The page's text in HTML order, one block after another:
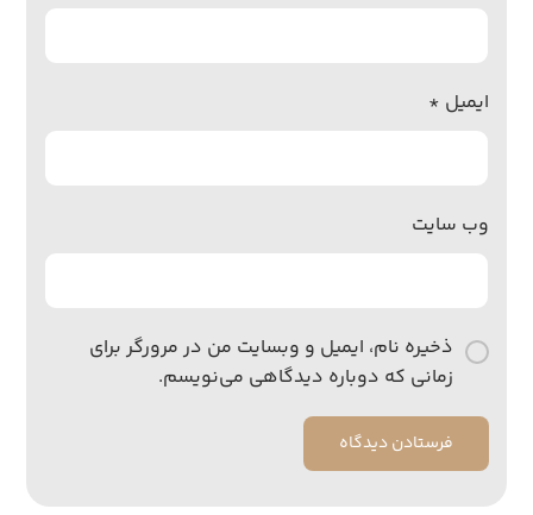
ایمیل *
وب‌ سایت
ذخیره نام، ایمیل و وبسایت من در مرورگر برای
زمانی که دوباره دیدگاهی می‌نویسم.
فرستادن دیدگاه